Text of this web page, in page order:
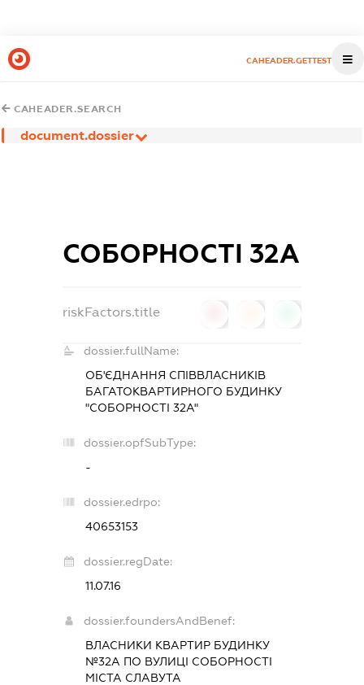
CAHEADER.GETTEST
CAHEADER.SEARCH
document.dossier
СОБОРНОСТІ 32А
riskFactors.title
dossier.fullName:
ОБ'ЄДНАННЯ СПІВВЛАСНИКІВ
БАГАТОКВАРТИРНОГО БУДИНКУ
"СОБОРНОСТІ 32А"
dossier.opfSubType:
-
dossier.edrpo:
40653153
dossier.regDate:
11.07.16
dossier.foundersAndBenef:
ВЛАСНИКИ КВАРТИР БУДИНКУ
№32А ПО ВУЛИЦІ СОБОРНОСТІ
МІСТА СЛАВУТА